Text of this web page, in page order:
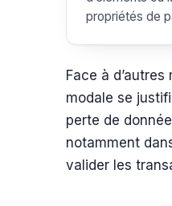
propriétés de
Face à
modale se
perte de
notamment
valider les